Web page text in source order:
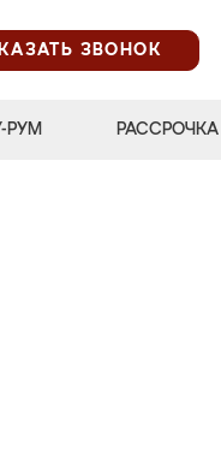
ЗВОНОК
РУМ РАССРОЧКА